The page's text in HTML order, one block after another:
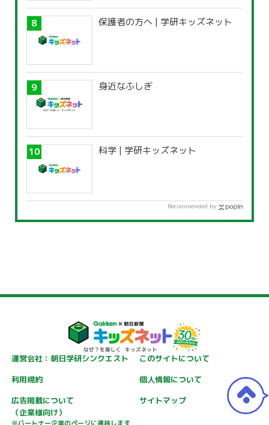
保護者の方へ | 学研キッズネット
身近なふしぎ
科学 | 学研キッズネット
Recommended by
運営会社：朝日学研シンクエスト
このサイトについて
利用規約
個人情報について
広告掲載について
（企業様向け）
サイトマップ